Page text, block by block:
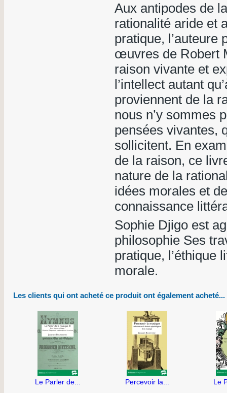
Aux antipodes de
rationalité aride et
pratique, l’auteure
œuvres de Robert
raison vivante et
l’intellect autant
proviennent de la
nous n’y sommes
pensées vivantes,
sollicitent. En
de la raison, ce
nature de la
idées morales et
connaissance
Sophie Djigo est
philosophie Ses
pratique, l’éthique
morale.
Les clients qui ont acheté ce produit ont également acheté...
Le Parler de... Percevoir la... Le